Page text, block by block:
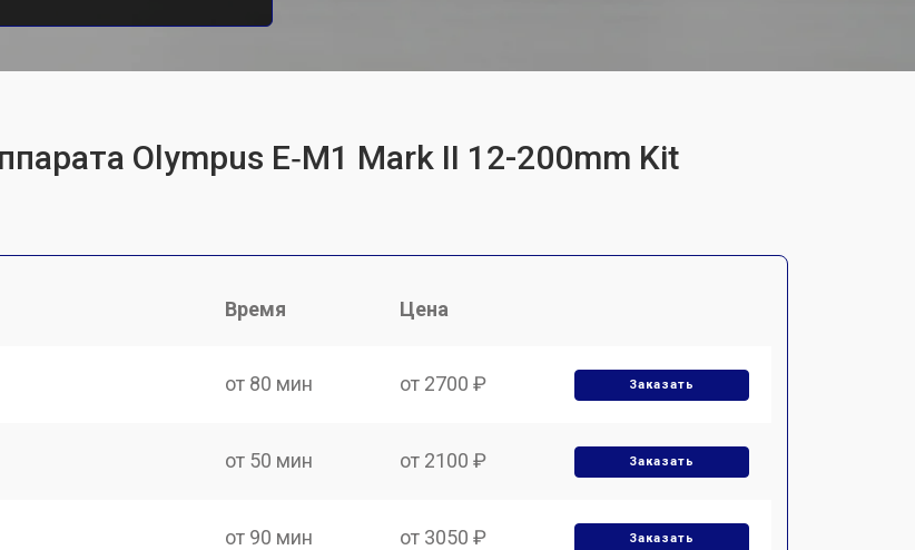
Olympus E‑M1 Mark II 12-200mm Kit
Время Цена
от 80 мин от 2700 ₽ Заказать
от 50 мин от 2100 ₽ Заказать
от 90 мин от 3050 ₽ Заказать